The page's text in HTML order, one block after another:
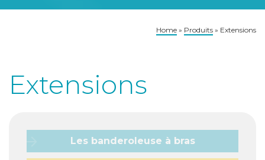
Home » Produits » Extensions
Extensions
Les banderoleuse à bras